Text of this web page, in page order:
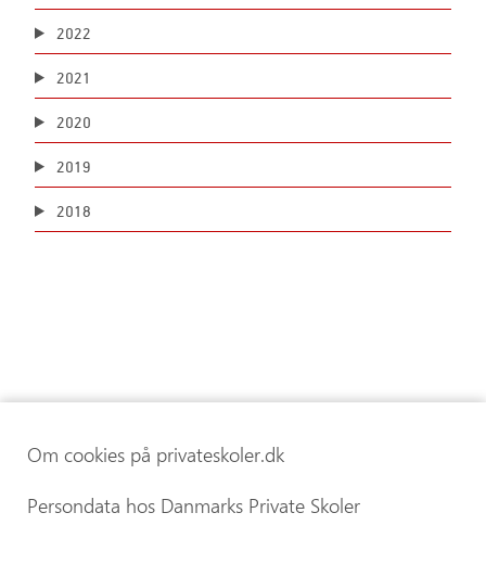
2022
2021
2020
2019
2018
Om cookies på privateskoler.dk
Persondata hos Danmarks Private Skoler